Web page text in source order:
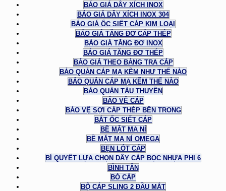
BÁO GIÁ DÂY XÍCH INOX
BÁO GIÁ DÂY XÍCH INOX 304
BÁO GIÁ ỐC SIẾT CÁP KIM LOẠI
BÁO GIÁ TĂNG ĐƠ CÁP THÉP
BÁO GIÁ TĂNG ĐƠ INOX
BÁO GIÁ TĂNG ĐƠ THÉP
BÁO GIÁ THEO BẢNG TRA CÁP
BẢO QUẢN CÁP MẠ KẼM NHƯ THẾ NÀO
BẢO QUẢN CÁP MẠ KẼM THẾ NÀO
BẢO QUẢN TÀU THUYỀN
BẢO VỆ CÁP
BẢO VỆ SỢI CÁP THÉP BÊN TRONG
BẮT ỐC SIẾT CÁP
BỀ MẶT MA NÍ
BỀ MẶT MA NÍ OMEGA
BẸN LÓT CÁP
BÍ QUYẾT LỰA CHỌN DÂY CÁP BỌC NHỰA PHI 6
BÌNH TÂN
BÓ CÁP
BỘ CÁP SLING 2 ĐẦU MẮT